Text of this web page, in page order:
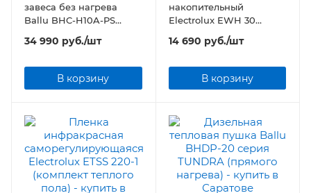
завеса без нагрева
Ballu BHC-H10A-PS
34 990 руб./шт
В корзину
накопительный
Electrolux EWH 30
AXIOmatic Slim
14 690 руб./шт
В корзину